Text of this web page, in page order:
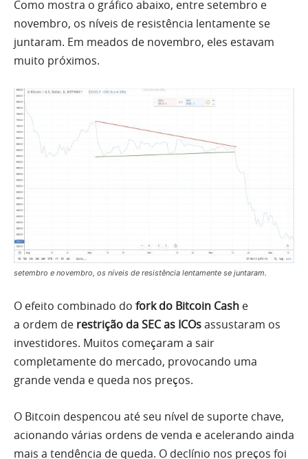
Como mostra o gráfico abaixo, entre setembro e
novembro, os níveis de resistência lentamente se
juntaram. Em meados de novembro, eles estavam
muito próximos.
setembro e novembro, os níveis de resistência lentamente se juntaram.
O efeito combinado do fork do Bitcoin Cash e
a ordem de restrição da SEC as ICOsassustaram os
investidores. Muitos começaram a sair
completamente do mercado, provocando uma
grande venda e queda nos preços.
O Bitcoin despencou até seu nível de suporte chave,
acionando várias ordens de venda e acelerando ainda
mais a tendência de queda. O declínio nos preços foi